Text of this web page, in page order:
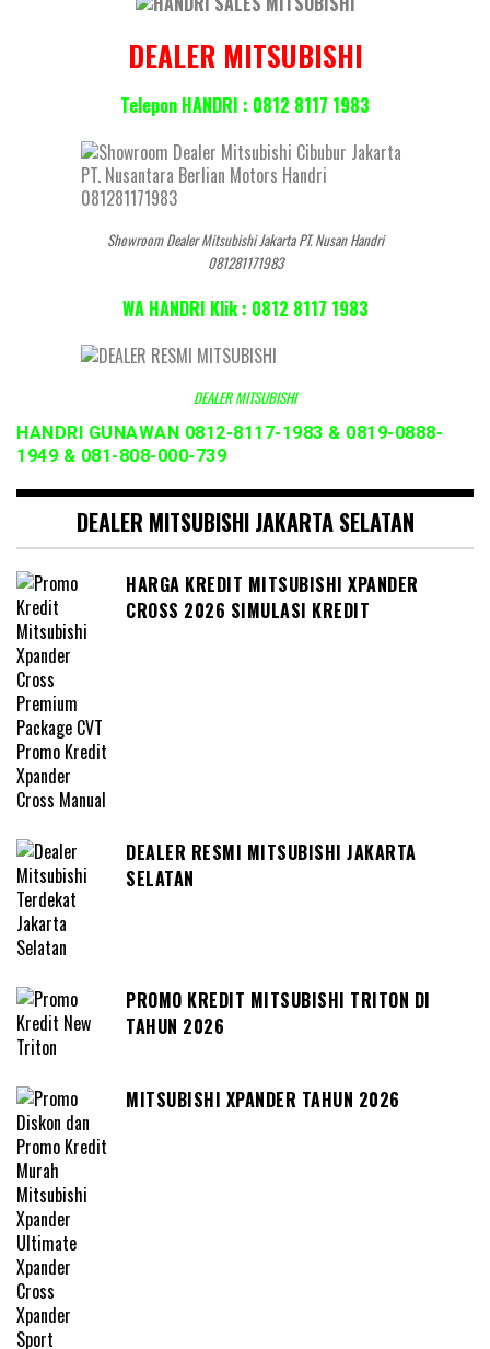
DEALER MITSUBISHI
Telepon HANDRI : 0812 8117 1983
Showroom Dealer Mitsubishi Jakarta PT. Nusan Handri
081281171983
WA HANDRI Klik : 0812 8117 1983
DEALER MITSUBISHI
HANDRI GUNAWAN 0812-8117-1983 & 0819-0888-
1949 & 081-808-000-739
DEALER MITSUBISHI JAKARTA SELATAN
HARGA KREDIT MITSUBISHI XPANDER
CROSS 2026 SIMULASI KREDIT
DEALER RESMI MITSUBISHI JAKARTA
SELATAN
PROMO KREDIT MITSUBISHI TRITON DI
TAHUN 2026
MITSUBISHI XPANDER TAHUN 2026